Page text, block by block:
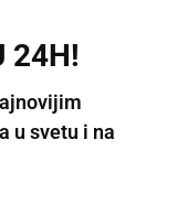
24H!
u svetu i na